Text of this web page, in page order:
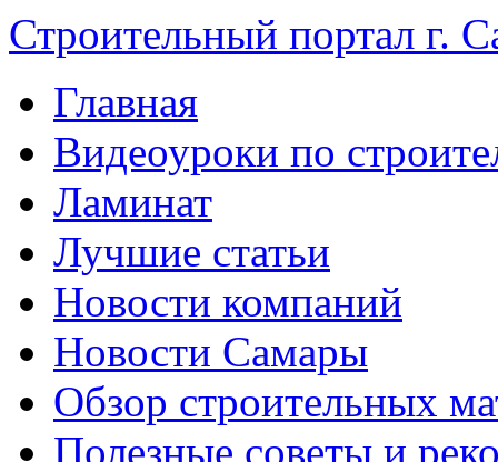
Строительный портал г.
Главная
Видеоуроки по
Ламинат
Лучшие статьи
Новости компаний
Новости Самары
Обзор строительных
Полезные советы и